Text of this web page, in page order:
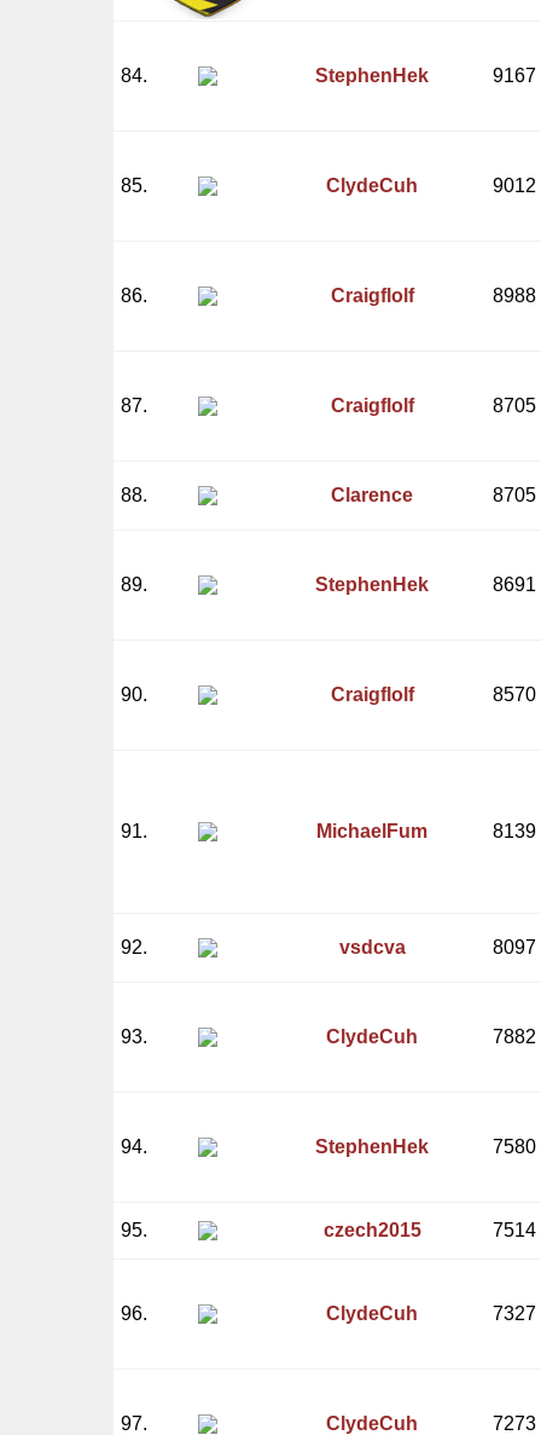
84. StephenHek 9167
85. ClydeCuh 9012
86. Craigflolf 8988
87. Craigflolf 8705
88. Clarence 8705
89. StephenHek 8691
90. Craigflolf 8570
91. MichaelFum 8139
92. vsdcva 8097
93. ClydeCuh 7882
94. StephenHek 7580
95. czech2015 7514
96. ClydeCuh 7327
97. ClydeCuh 7273